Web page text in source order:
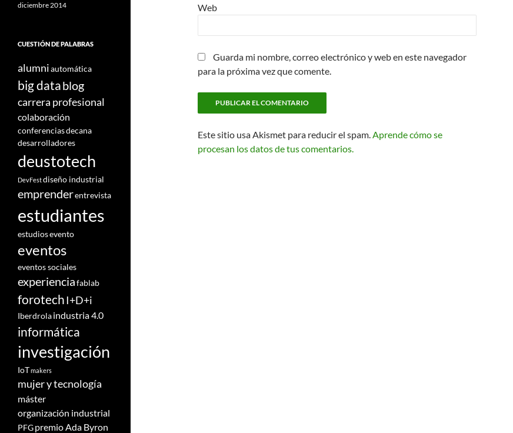
Web
Guarda mi nombre, correo electrónico y web en este navegador
para la próxima vez que comente.
Este sitio usa Akismet para reducir el spam.Aprende cómo se
procesan los datos de tus comentarios.
diciembre 2014
CUESTIÓN DE PALABRAS
alumniautomática
big datablog
carrera profesional
colaboración
conferenciasdecana
desarrolladores
deustotech
DevFestdiseño industrial
emprenderentrevista
estudiantes
estudiosevento
eventos
eventos sociales
experienciafablab
forotechI+D+i
Iberdrolaindustria 4.0
informática
investigación
IoTmakers
mujer y tecnología
máster
organización industrial
PFGpremio Ada Byron